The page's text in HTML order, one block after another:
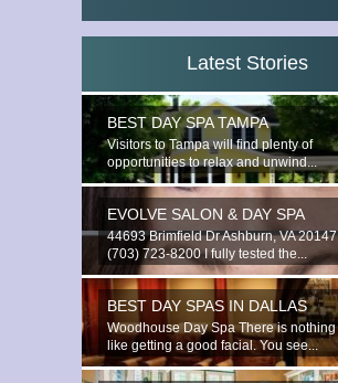
Latest Stories
BEST DAY SPA TAMPA
Visitors to Tampa will find plenty of
opportunities to relax and unwind...
EVOLVE SALON & DAY SPA
44693 Brimfield Dr Ashburn, VA 20147
(703) 723-8200 I fully tested the...
BEST DAY SPAS IN DALLAS
Woodhouse Day Spa There is nothing
like getting a good facial. You see...